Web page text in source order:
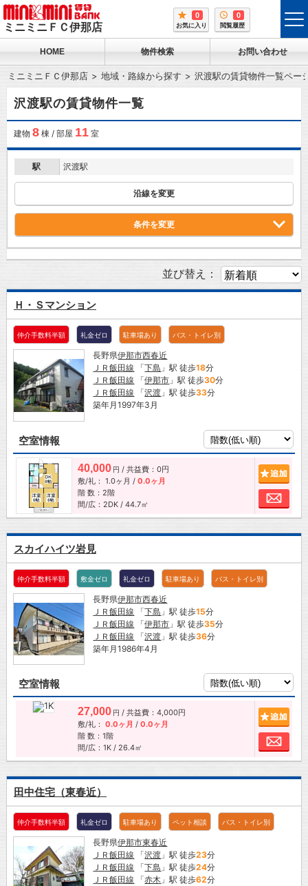
ミニミニＦＣ伊那店
0
お気に入り
0
閲覧履歴
HOME 物件検索 お問い合わせ
ミニミニＦＣ伊那店 地域・路線から探す 沢渡駅の賃貸物件一覧ペー
沢渡駅の賃貸物件一覧
建物 8棟 / 部屋 11室
駅 沢渡駅
沿線を変更
条件を変更
並び替え：
Ｈ・Ｓマンション
仲介手数料半額 礼金ゼロ 駐車場あり バス・トイレ別
長野県伊那市西春近
ＪＲ飯田線 「下島 」駅 徒歩18分
ＪＲ飯田線 「伊那市 」駅 徒歩30分
ＪＲ飯田線 「沢渡 」駅 徒歩33分
築年月1997年3月
空室情報
40,000 円 / 共益費：0円
敷/礼： 1.0ヶ月 / 0.0ヶ月
階 数：2階
間/広：2DK / 44.7㎡
お
スカイハイツ岩見
仲介手数料半額 敷金ゼロ 礼金ゼロ 駐車場あり バス・トイレ別
長野県伊那市西春近
ＪＲ飯田線 「下島 」駅 徒歩15分
ＪＲ飯田線 「伊那市 」駅 徒歩35分
ＪＲ飯田線 「沢渡 」駅 徒歩36分
築年月1986年4月
空室情報
27,000 円 / 共益費：4,000円
敷/礼： 0.0ヶ月 / 0.0ヶ月
階 数：1階
間/広：1K / 26.4㎡
お
田中住宅（東春近）
仲介手数料半額 礼金ゼロ 駐車場あり ペット相談 バス・トイレ別
長野県伊那市東春近
ＪＲ飯田線 「沢渡 」駅 徒歩23分
ＪＲ飯田線 「下島 」駅 徒歩24分
ＪＲ飯田線 「赤木 」駅 徒歩62分